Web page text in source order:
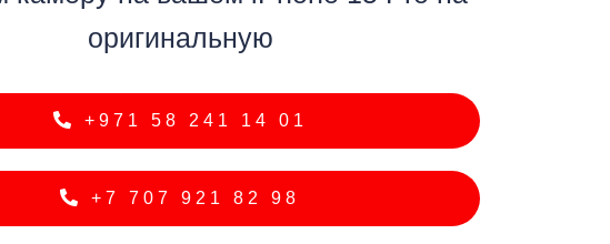
оригинальную
+971 58 241 14 01
+7 707 921 82 98